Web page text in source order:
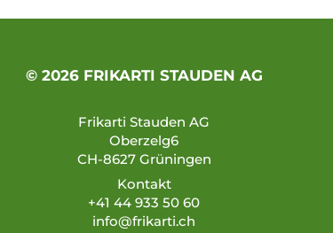
© 2026 FRIKARTI STAUDEN AG
Frikarti Stauden AG
Oberzelg6
CH-8627 Grüningen
Kontakt
+41 44 933 50 60
info@frikarti.ch